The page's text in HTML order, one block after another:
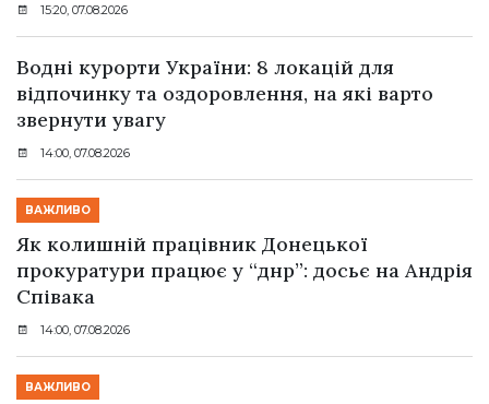
15:20, 07.08.2026
Водні курорти України: 8 локацій для
відпочинку та оздоровлення, на які варто
звернути увагу
14:00, 07.08.2026
ВАЖЛИВО
Як колишній працівник Донецької
прокуратури працює у “днр”: досьє на Андрія
Співака
14:00, 07.08.2026
ВАЖЛИВО